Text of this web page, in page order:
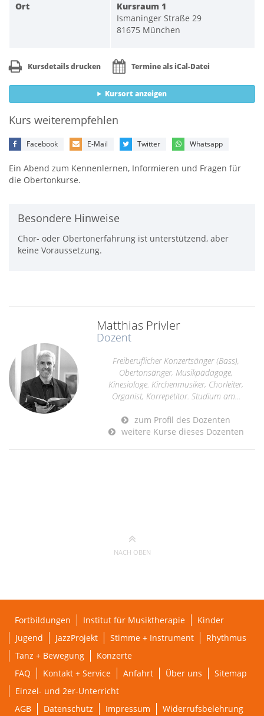
Ort
Kursraum 1
Ismaninger Straße 29
81675 München
Kursdetails drucken Termine als iCal-Datei
Kursort anzeigen
Kurs weiterempfehlen
Facebook E-Mail Twitter Whatsapp
Ein Abend zum Kennenlernen, Informieren und Fragen für
die Obertonkurse.
Besondere Hinweise
Chor- oder Obertonerfahrung ist unterstützend, aber
keine Voraussetzung.
Matthias Privler
Dozent
Freiberuflicher Konzertsänger (Bass),
Obertonsänger, Musikpädagoge,
Kinesiologe. Kirchenmusiker, Chorleiter,
Organist, Korrepetitor. Studium am...
zum Profil des Dozenten
weitere Kurse dieses Dozenten
NACH OBEN
Fortbildungen Institut für Musiktherapie
Kinder
Jugend
JazzProjekt Stimme + Instrument
Rhythmus
Tanz + Bewegung
Konzerte
FAQ
Kontakt + Service Anfahrt Über uns
Sitemap
Einzel- und 2er-Unterricht
AGB
Datenschutz Impressum Widerrufsbelehrung